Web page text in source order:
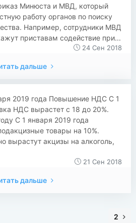
Минюста и МВД, который
работу органов по поиску
Например, сотрудники МВД
приставам содействие при...
24 Сен 2018
дальше
2019 года Повышение НДС С 1
НДС вырастет с 18 до 20%.
С 1 января 2019 года
товары на 10%.
вырастут акцизы на алкоголь,
21 Сен 2018
дальше
2